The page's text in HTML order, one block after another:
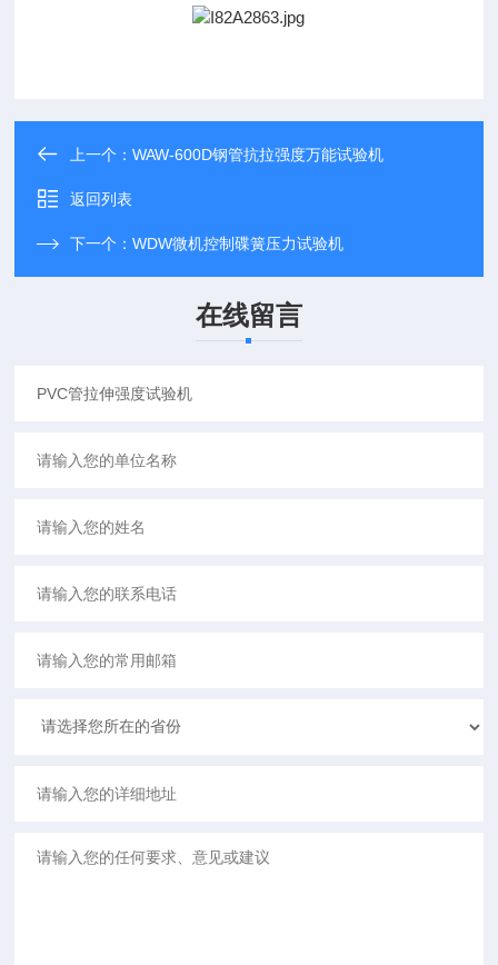
上一个：WAW-600D钢管抗拉强度万能试验机
返回列表
下一个：WDW微机控制碟簧压力试验机
在线留言